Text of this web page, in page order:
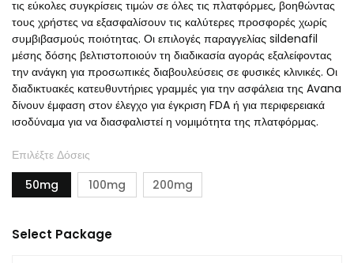
τις εύκολες συγκρίσεις τιμών σε όλες τις πλατφόρμες, βοηθώντας
τους χρήστες να εξασφαλίσουν τις καλύτερες προσφορές χωρίς
συμβιβασμούς ποιότητας. Οι επιλογές παραγγελίας sildenafil
μέσης δόσης βελτιστοποιούν τη διαδικασία αγοράς εξαλείφοντας
την ανάγκη για προσωπικές διαβουλεύσεις σε φυσικές κλινικές. Οι
διαδικτυακές κατευθυντήριες γραμμές για την ασφάλεια της Avana
δίνουν έμφαση στον έλεγχο για έγκριση FDA ή για περιφερειακά
ισοδύναμα για να διασφαλιστεί η νομιμότητα της πλατφόρμας.
Επιλέξτε Δόσεις
50mg
100mg 200mg
Select Package